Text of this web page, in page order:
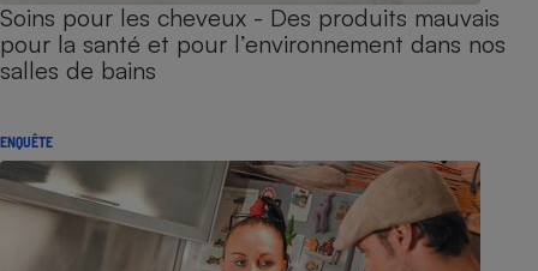
Soins pour les cheveux - Des produits mauvais
pour la santé et pour l’environnement dans nos
salles de bains
ENQUÊTE